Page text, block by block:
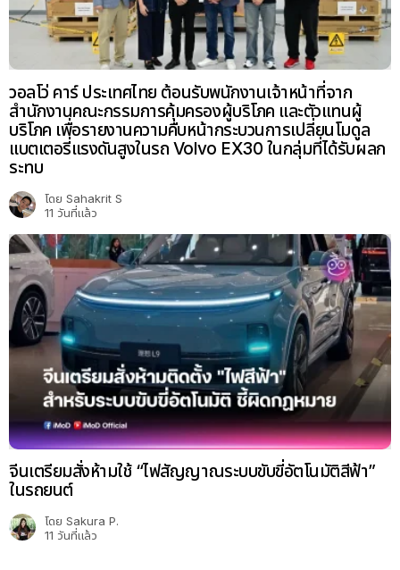
วอลโว่ คาร์ ประเทศไทย ต้อนรับพนักงานเจ้าหน้าที่จาก
สำนักงานคณะกรรมการคุ้มครองผู้บริโภค และตัวแทนผู้
บริโภค เพื่อรายงานความคืบหน้ากระบวนการเปลี่ยนโมดูล
แบตเตอรี่แรงดันสูงในรถ Volvo EX30 ในกลุ่มที่ได้รับผลก
ระทบ
โดย Sahakrit S
11 วันที่แล้ว
จีนเตรียมสั่งห้ามใช้ “ไฟสัญญาณระบบขับขี่อัตโนมัติสีฟ้า”
ในรถยนต์
โดย Sakura P.
11 วันที่แล้ว